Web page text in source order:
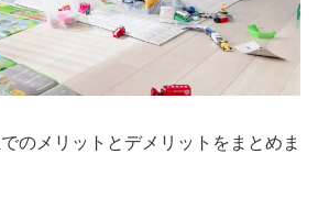
のメリットとデメリットをまとめま